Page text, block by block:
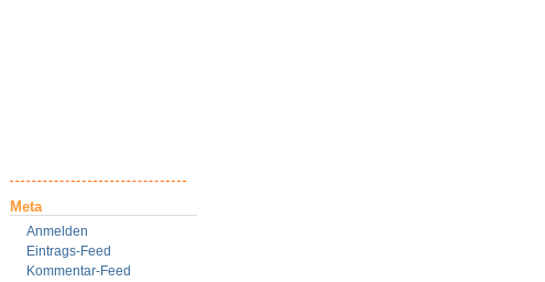
Meta
Anmelden
Eintrags-Feed
Kommentar-Feed